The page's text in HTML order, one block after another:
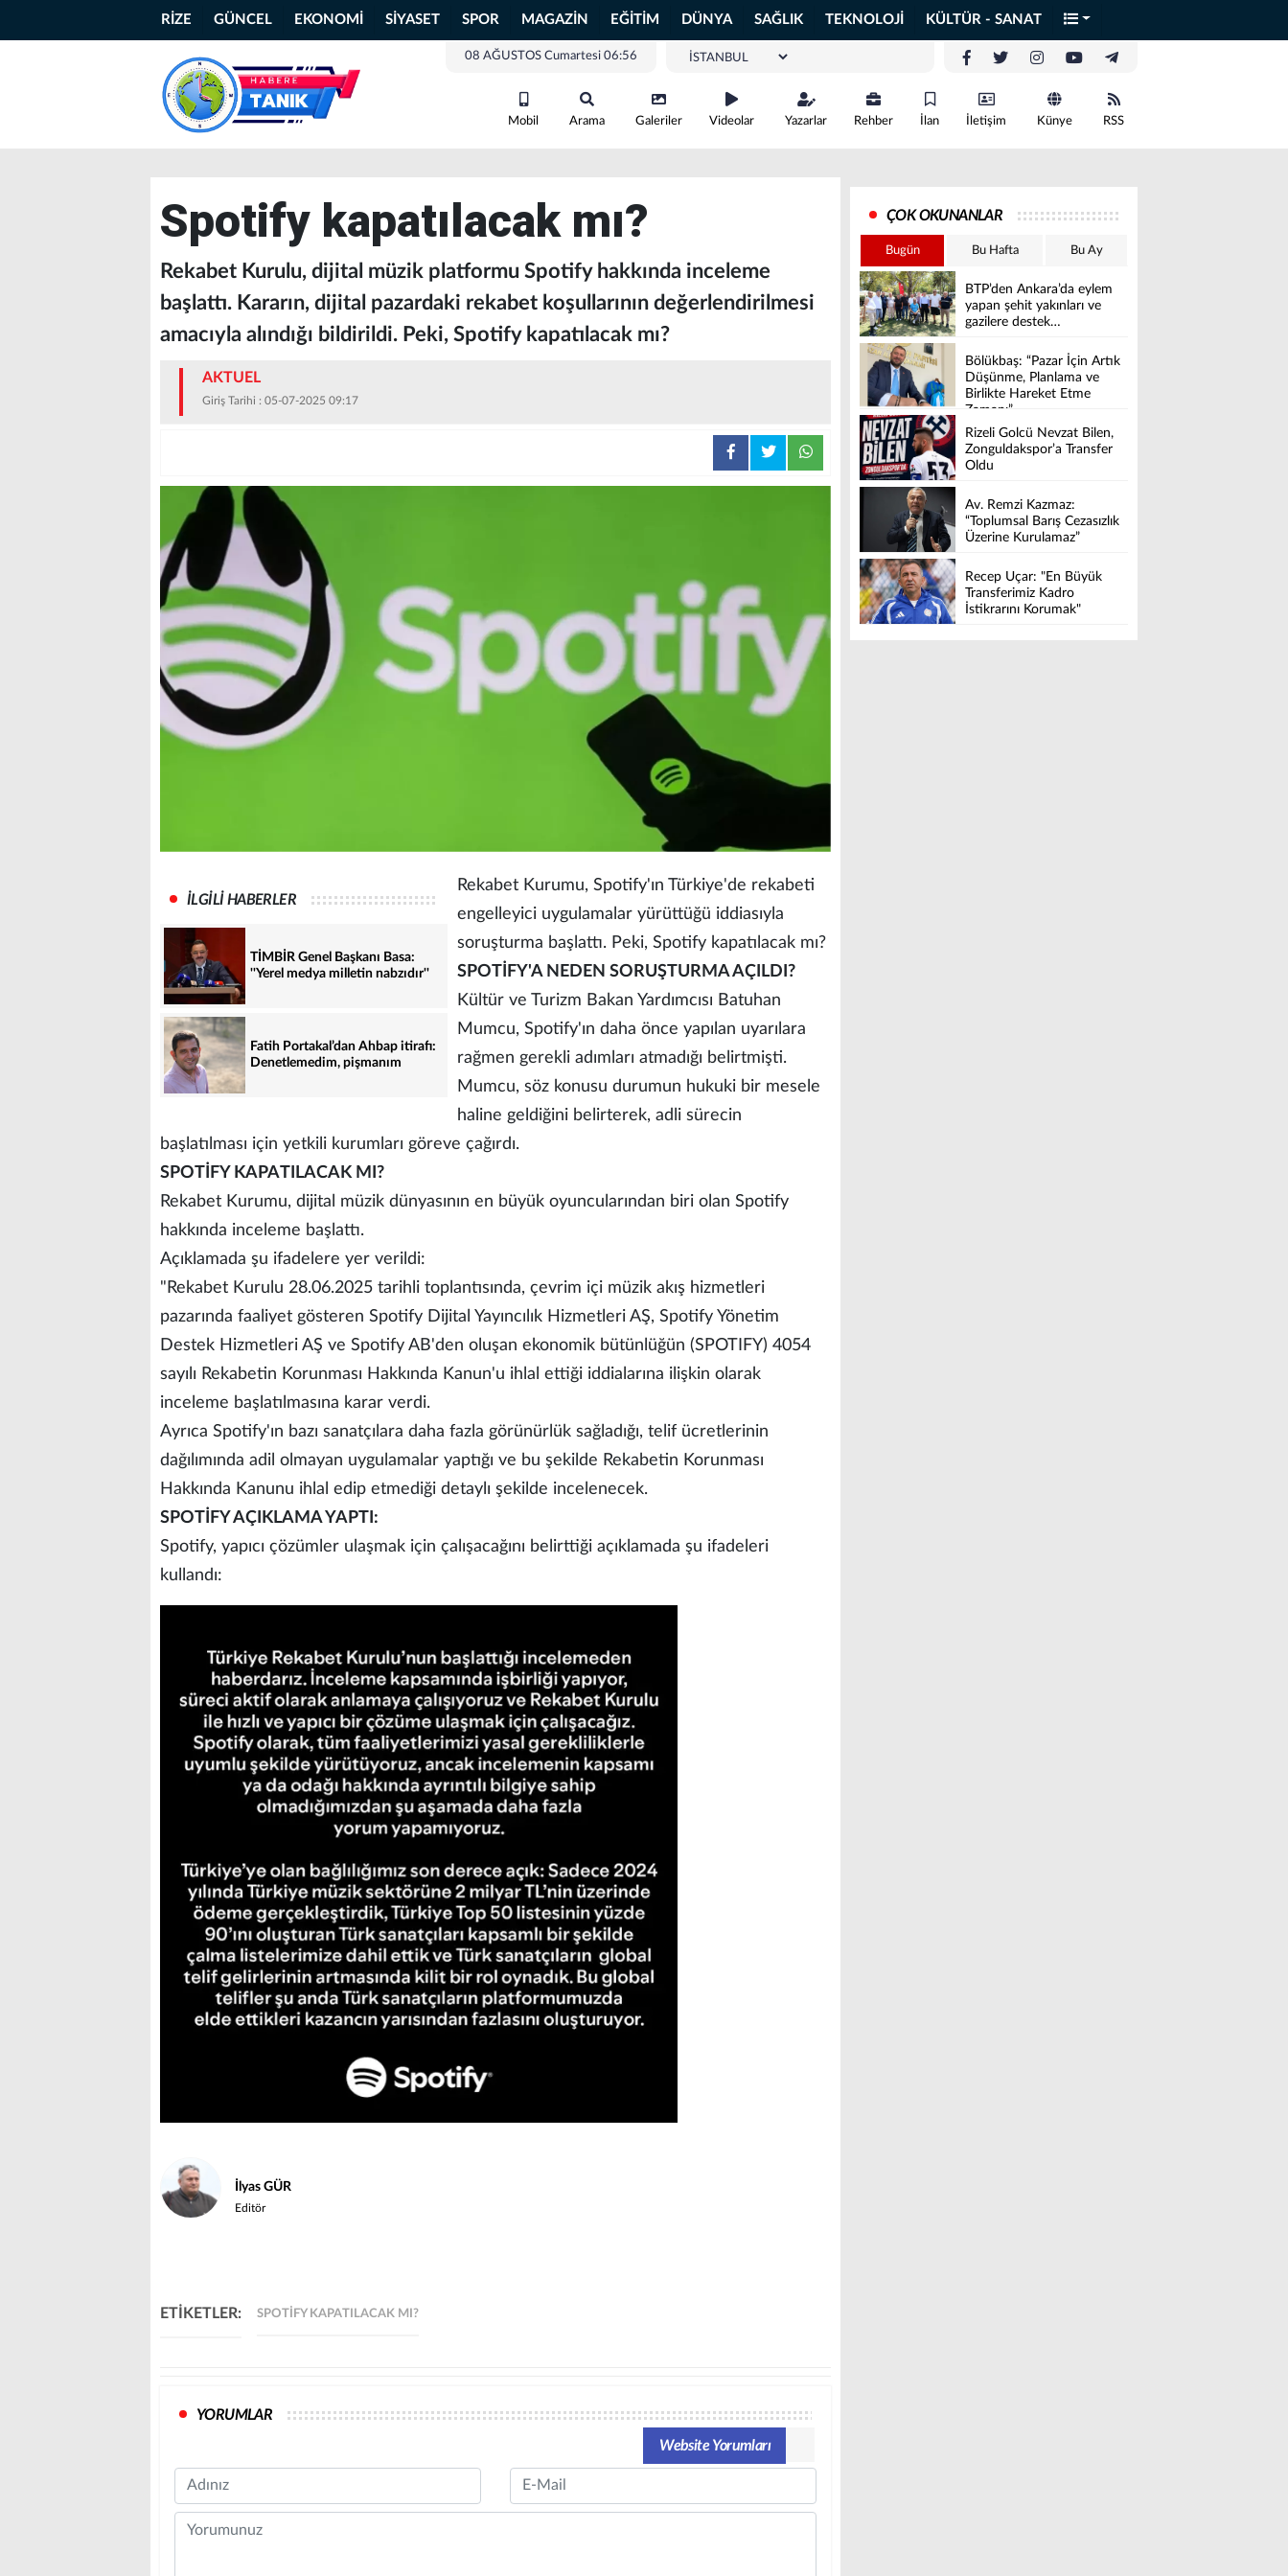
RİZE GÜNCEL EKONOMİ SİYASET SPOR MAGAZİN EĞİTİM DÜNYA SAĞLIK TEKNOLOJİ KÜLTÜR - SANAT
08 AĞUSTOS Cumartesi 06:56
Mobil Arama Galeriler Videolar Yazarlar Rehber İlan İletişim Künye RSS
Spotify kapatılacak mı?
Rekabet Kurulu, dijital müzik platformu Spotify hakkında inceleme
başlattı. Kararın, dijital pazardaki rekabet koşullarının değerlendirilmesi
amacıyla alındığı bildirildi. Peki, Spotify kapatılacak mı?
AKTUEL
Giriş Tarihi : 05-07-2025 09:17
İLGİLİ HABERLER
TİMBİR Genel Başkanı Basa:
''Yerel medya milletin nabzıdır''
Fatih Portakal’dan Ahbap itirafı:
Denetlemedim, pişmanım
Rekabet Kurumu, Spotify'ın Türkiye'de rekabeti
engelleyici uygulamalar yürüttüğü iddiasıyla
soruşturma başlattı. Peki, Spotify kapatılacak mı?
SPOTİFY'A NEDEN SORUŞTURMA AÇILDI?
Kültür ve Turizm Bakan Yardımcısı Batuhan
Mumcu, Spotify'ın daha önce yapılan uyarılara
rağmen gerekli adımları atmadığı belirtmişti.
Mumcu, söz konusu durumun hukuki bir mesele
haline geldiğini belirterek, adli sürecin
başlatılması için yetkili kurumları göreve çağırdı.
SPOTİFY KAPATILACAK MI?
Rekabet Kurumu, dijital müzik dünyasının en büyük oyuncularından biri olan Spotify
hakkında inceleme başlattı.
Açıklamada şu ifadelere yer verildi:
"Rekabet Kurulu 28.06.2025 tarihli toplantısında, çevrim içi müzik akış hizmetleri
pazarında faaliyet gösteren Spotify Dijital Yayıncılık Hizmetleri AŞ, Spotify Yönetim
Destek Hizmetleri AŞ ve Spotify AB'den oluşan ekonomik bütünlüğün (SPOTIFY) 4054
sayılı Rekabetin Korunması Hakkında Kanun'u ihlal ettiği iddialarına ilişkin olarak
inceleme başlatılmasına karar verdi.
Ayrıca Spotify'ın bazı sanatçılara daha fazla görünürlük sağladığı, telif ücretlerinin
dağılımında adil olmayan uygulamalar yaptığı ve bu şekilde Rekabetin Korunması
Hakkında Kanunu ihlal edip etmediği detaylı şekilde incelenecek.
SPOTİFY AÇIKLAMA YAPTI:
Spotify, yapıcı çözümler ulaşmak için çalışacağını belirttiği açıklamada şu ifadeleri
kullandı:
İlyas GÜR
Editör
ETİKETLER: SPOTIFY KAPATILACAK MI?
YORUMLAR
Website Yorumları
Name Email
Comment
ÇOK OKUNANLAR
Bugün Bu Hafta Bu Ay
BTP’den Ankara’da eylem
yapan şehit yakınları ve
gazilere destek…
Bölükbaş: “Pazar İçin Artık
Düşünme, Planlama ve
Birlikte Hareket Etme
Zamanı”
Rizeli Golcü Nevzat Bilen,
Zonguldakspor’a Transfer
Oldu
Av. Remzi Kazmaz:
“Toplumsal Barış Cezasızlık
Üzerine Kurulamaz”
Recep Uçar: "En Büyük
Transferimiz Kadro
İstikrarını Korumak"